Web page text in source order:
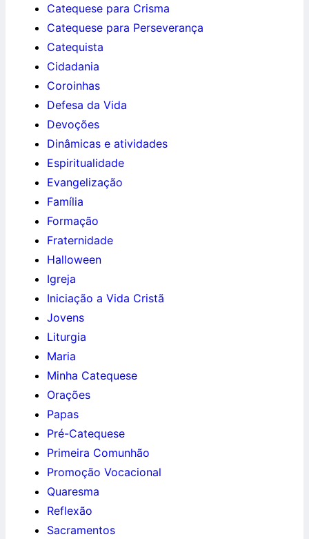
Catequese para Crisma
Catequese para Perseverança
Catequista
Cidadania
Coroinhas
Defesa da Vida
Devoções
Dinâmicas e atividades
Espiritualidade
Evangelização
Família
Formação
Fraternidade
Halloween
Igreja
Iniciação a Vida Cristã
Jovens
Liturgia
Maria
Minha Catequese
Orações
Papas
Pré-Catequese
Primeira Comunhão
Promoção Vocacional
Quaresma
Reflexão
Sacramentos